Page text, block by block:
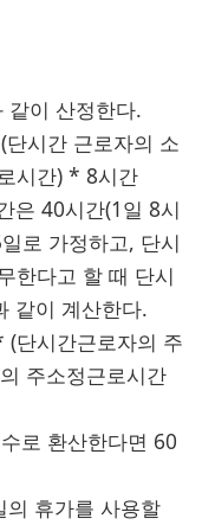
같이 산정한다.
시간 근로자의 소
시간) * 8시간
은 40시간(1일 8시
로 가정하고, 단시
한다고 할 때 단시
같이 계산한다.
단시간근로자의 주
주소정근로시간
로 환산한다면 60
휴가를 사용할